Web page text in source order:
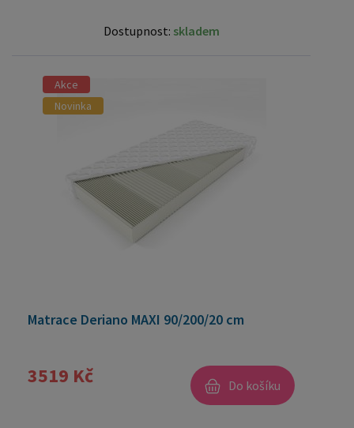
Dostupnost: skladem
Akce
Novinka
Matrace Deriano MAXI 90/200/20 cm
3519 Kč Do košíku